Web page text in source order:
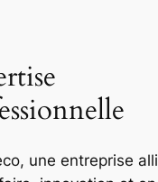
une entreprise